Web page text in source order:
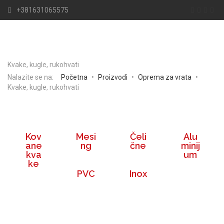
+381631065575
Kvake, kugle, rukohvati
Nalazite se na:
Početna • Proizvodi • Oprema za vrata
•
Kvake, kugle, rukohvati
Kov
ane
kva
ke
Mesi
ng
Čeli
čne
Alu
minij
um
PVC
Inox